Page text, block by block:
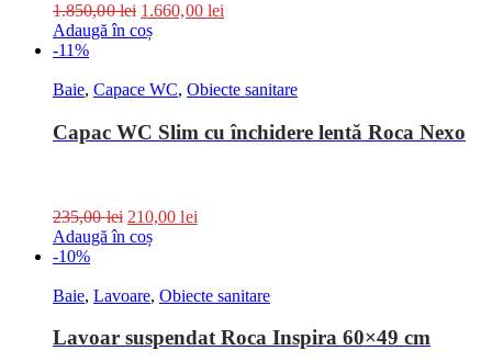
1.850,00lei 1.660,00 lei
Adaugă în coș
-11%
Baie, Capace WC, Obiecte sanitare
Capac WC Slim cu închidere lentă Roca Nexo
235,00lei 210,00lei
Adaugă în coș
-10%
Baie, Lavoare, Obiecte sanitare
Lavoar suspendat Roca Inspira 60×49 cm